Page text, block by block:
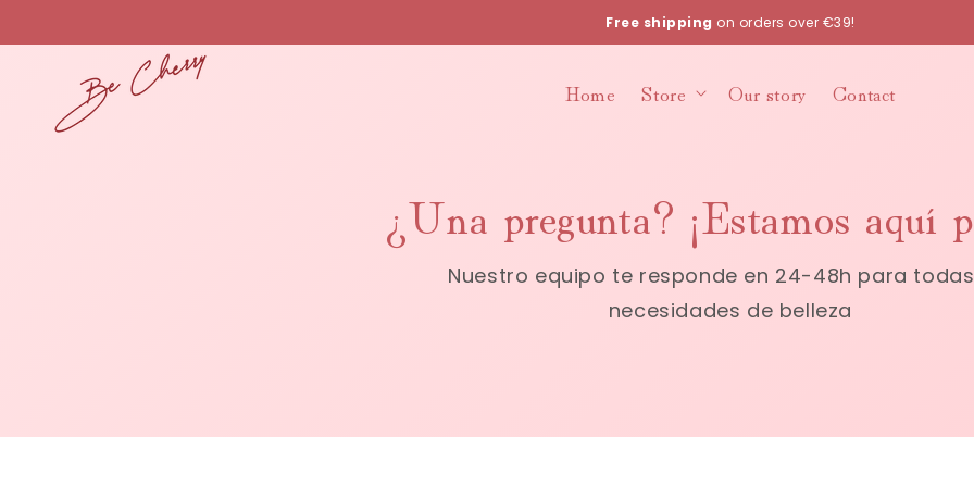
Free shipping on orders over €39!
Home Store Our story Contact
¿Una pregunta? ¡Estamos aquí
Nuestro equipo te responde en 24-48h para
necesidades de belleza